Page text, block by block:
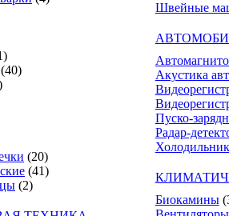
(40)
(20)
(41)
(2)
Швейные
Акустика
Пуско-
Радар-
Биокамины